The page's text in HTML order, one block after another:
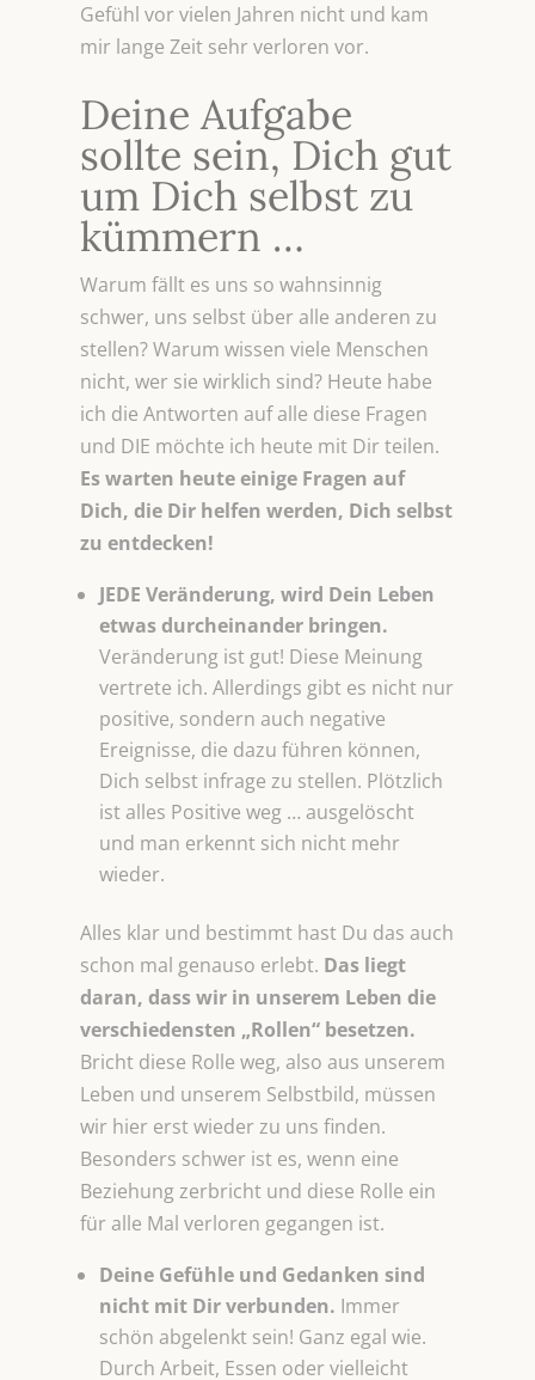
Gefühl vor vielen Jahren nicht und kam
mir lange Zeit sehr verloren vor.
Deine Aufgabe
sollte sein, Dich gut
um Dich selbst zu
kümmern …
Warum fällt es uns so wahnsinnig
schwer, uns selbst über alle anderen zu
stellen? Warum wissen viele Menschen
nicht, wer sie wirklich sind? Heute habe
ich die Antworten auf alle diese Fragen
und DIE möchte ich heute mit Dir teilen.
Es warten heute einige Fragen auf
Dich, die Dir helfen werden, Dich selbst
zu entdecken!
JEDE Veränderung, wird Dein Leben
etwas durcheinander bringen.
Veränderung ist gut! Diese Meinung
vertrete ich. Allerdings gibt es nicht nur
positive, sondern auch negative
Ereignisse, die dazu führen können,
Dich selbst infrage zu stellen. Plötzlich
ist alles Positive weg … ausgelöscht
und man erkennt sich nicht mehr
wieder.
Alles klar und bestimmt hast Du das auch
schon mal genauso erlebt. Das liegt
daran, dass wir in unserem Leben die
verschiedensten „Rollen“ besetzen.
Bricht diese Rolle weg, also aus unserem
Leben und unserem Selbstbild, müssen
wir hier erst wieder zu uns finden.
Besonders schwer ist es, wenn eine
Beziehung zerbricht und diese Rolle ein
für alle Mal verloren gegangen ist.
Deine Gefühle und Gedanken sind
nicht mit Dir verbunden. Immer
schön abgelenkt sein! Ganz egal wie.
Durch Arbeit, Essen oder vielleicht